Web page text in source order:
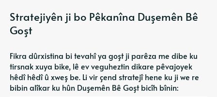
Stratejiyên ji bo Pêkanîna Duşemên Bê
Goşt
Fikra dûrxistina bi tevahî ya goşt ji parêza me dibe ku
tirsnak xuya bike, lê ev veguheztin dikare pêvajoyek
hêdî hêdî û xweş be. Li vir çend stratejî hene ku ji we re
bibin alîkar ku hûn Duşemên Bê Goşt bicîh bînin: